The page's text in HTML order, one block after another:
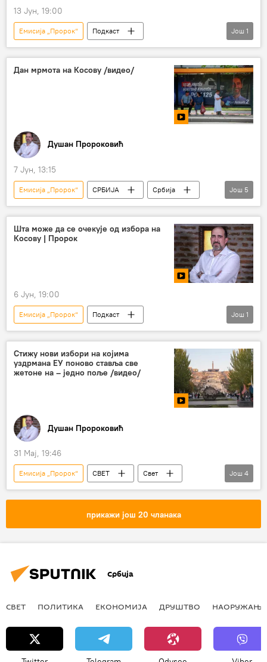
13 Јун, 19:00
Емисија „Пророк“
Подкаст
Душан Пророковић
Још 1
Дан мрмота на Косову /видео/
Душан Пророковић
7 Јун, 13:15
Емисија „Пророк“ СРБИЈА
Србија
Србија – политика
Косово и Метохија (КиМ)
Коментари и Аналитика
Још 5
Шта може да се очекује од избора на
Косову | Пророк
6 Јун, 19:00
Емисија „Пророк“
Подкаст
Душан Пророковић
Још 1
Стижу нови избори на којима
уздрмана ЕУ поново ставља све
жетоне на – једно поље /видео/
Душан Пророковић
31 Мај, 19:46
Емисија „Пророк“ СВЕТ
Свет
Свет – политика
Јерменија
Још 4
прикажи још 20 чланака
Србија
СВЕТ ПОЛИТИКА ЕКОНОМИЈА ДРУШТВО НАОРУЖАЊЕ